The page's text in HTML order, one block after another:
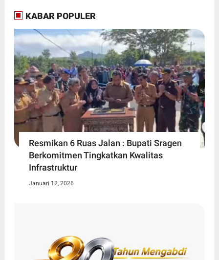
KABAR POPULER
Resmikan 6 Ruas Jalan : Bupati Sragen
Berkomitmen Tingkatkan Kwalitas
Infrastruktur
Januari 12, 2026